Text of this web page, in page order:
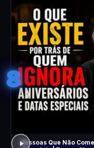
8
Pessoas Que Não